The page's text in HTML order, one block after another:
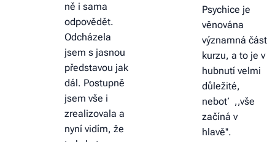
ně i sama
odpovědět.
Odcházela
jsem s jasnou
představou jak
dál. Postupně
jsem vše i
zrealizovala a
nyní vidím, že
Psychice je
věnována
významná část
kurzu, a to je v
hubnutí velmi
důležité,
neboť ,,vše
začíná v
hlavě''.